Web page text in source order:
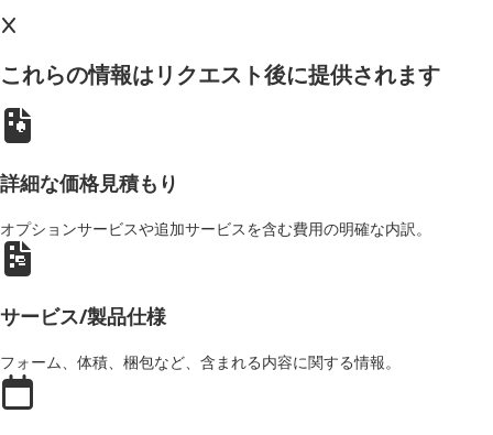
これらの情報はリクエスト後に提供されます
詳細な価格見積もり
オプションサービスや追加サービスを含む費用の明確な内訳。
サービス/製品仕様
フォーム、体積、梱包など、含まれる内容に関する情報。